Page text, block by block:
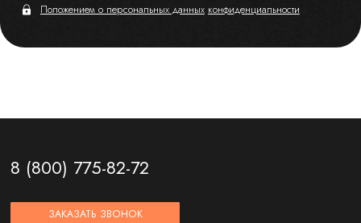
Положением о персональных данных конфиденциальности
8 (800) 775-82-72
ЗАКАЗАТЬ ЗВОНОК